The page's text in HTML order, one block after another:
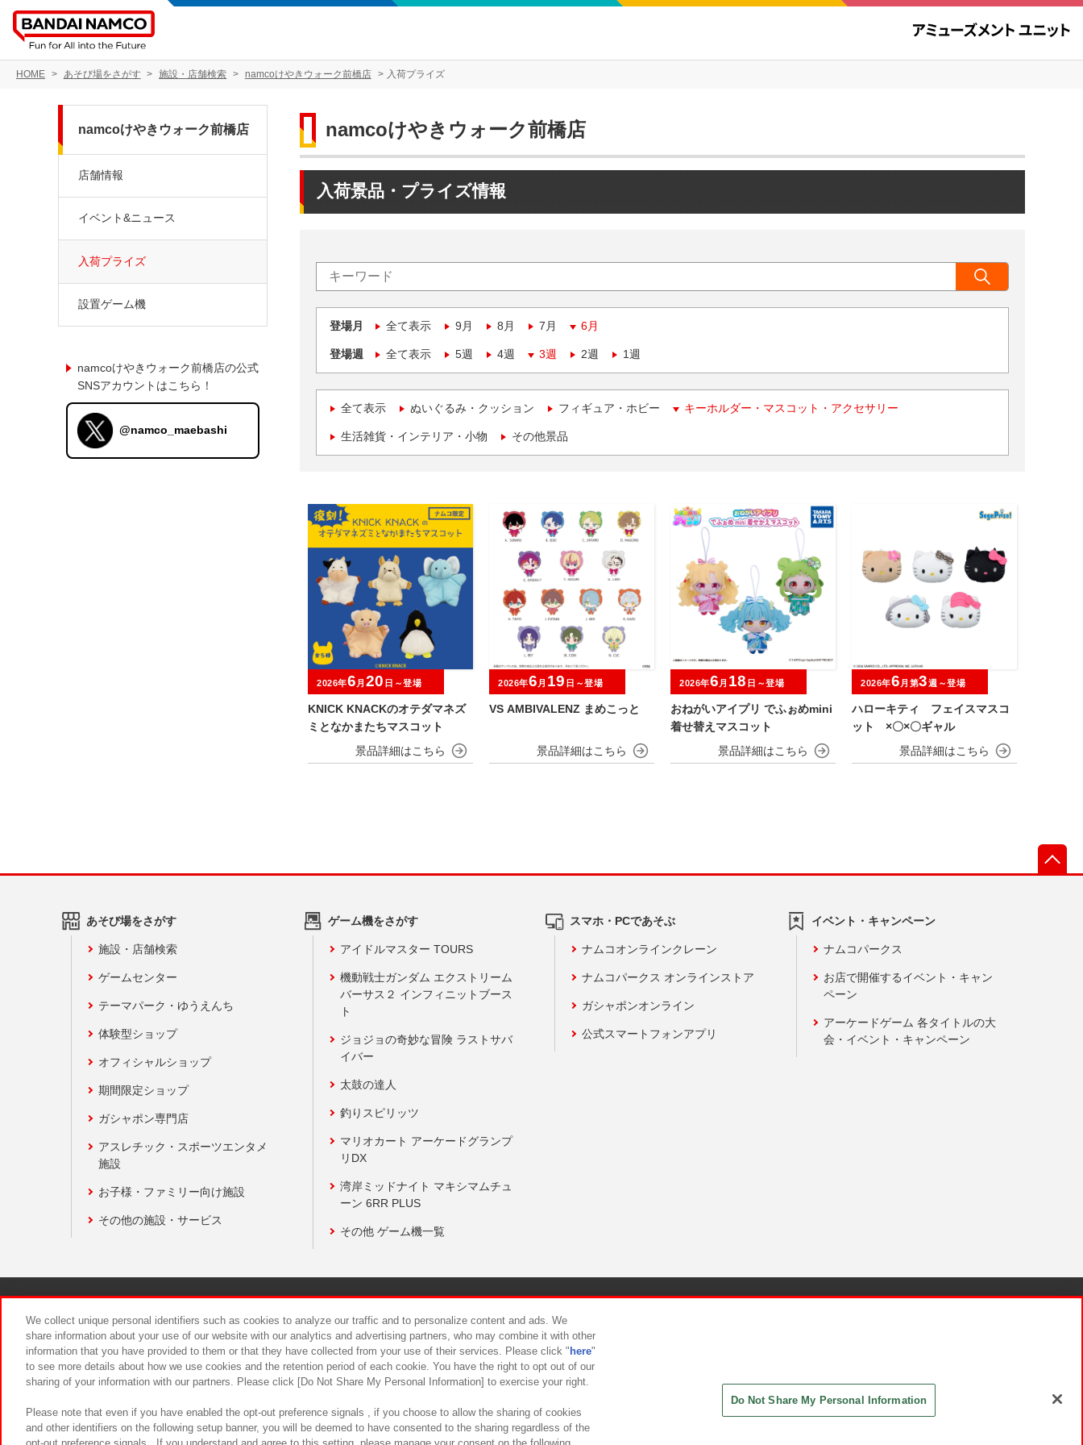
HOME あそび場をさがす 施設・店舗検索 namcoけやきウォーク前橋店 入荷プライズ
namcoけやきウォーク前橋店
入荷景品・プライズ情報
登場月 全て表示 9月 8月 7月 6月
登場週 全て表示 5週 4週 3週 2週 1週
全て表示 ぬいぐるみ・クッション フィギュア・ホビー キーホルダー・マスコット・アクセサリー
生活雑貨・インテリア・小物 その他景品
KNICK KNACKのオテダマネズ
ミとなかまたちマスコット
2026年6 月 20 日～登場
VS AMBIVALENZ まめこっと
2026年6 月 19 日～登場
おねがいアイプリ でふぉめmini
着せ替えマスコット
2026年6 月 18 日～登場
ハローキティ フェイスマスコ
ット ×〇×〇ギャル
2026年6 月第3週～登場
namcoけやきウォーク前橋店
店舗情報
イベント&ニュース
入荷プライズ
設置ゲーム機
namcoけやきウォーク前橋店の公式
SNSアカウントはこちら！
@namco_maebashi
あそび場をさがす
施設・店舗検索
ゲームセンター
テーマパーク・ゆうえんち
体験型ショップ
オフィシャルショップ
期間限定ショップ
ガシャポン専門店
アスレチック・スポーツエンタメ
施設
お子様・ファミリー向け施設
その他の施設・サービス
ゲーム機をさがす
アイドルマスター TOURS
機動戦士ガンダム エクストリーム
バーサス２ インフィニットブース
ト
ジョジョの奇妙な冒険 ラストサバ
イバー
太鼓の達人
釣りスピリッツ
マリオカート アーケードグランプ
リDX
湾岸ミッドナイト マキシマムチュ
ーン 6RR PLUS
その他 ゲーム機一覧
スマホ・PCであそぶ
ナムコオンラインクレーン
ナムコパークス オンラインストア
ガシャポンオンライン
公式スマートフォンアプリ
イベント・キャンペーン
ナムコパークス
お店で開催するイベント・キャン
ペーン
アーケードゲーム 各タイトルの大
会・イベント・キャンペーン
食品のご提供について カスタマーハラスメント対応方針
We collect unique personal identifiers such as cookies to analyze our traffic and to personalize content and ads. We
share information about your use of our website with our analytics and advertising partners, who may combine it with other
information that you have provided to them or that they have collected from your use of their services. Please click " here"
to see more details about how we use cookies and the retention period of each cookie. You have the right to opt out of our
sharing of your information with our partners. Please click [Do Not Share My Personal Information] to exercise your right.
Please note that even if you have enabled the opt-out preference signals , if you choose to allow the sharing of cookies
and other identifiers on the following setup banner, you will be deemed to have consented to the sharing regardless of the
Do Not Share My Personal Information